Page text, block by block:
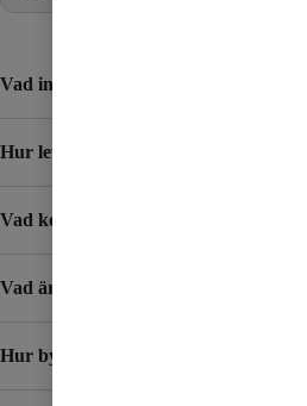
Vad ingår i abonnemangen?
Hur levereras SIM-kortet?
Vad kostar det att ringa utomlands?
Vad är Resesurf?
Hur byter jag mobilabonnemang?